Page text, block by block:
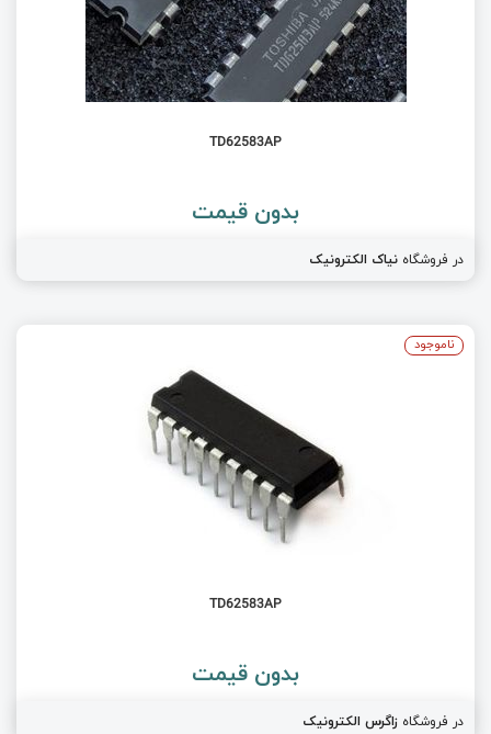
TD62583AP
بدون قیمت
در فروشگاه نیاک الکترونیک
TD62583AP
بدون قیمت
در فروشگاه زاگرس الکترونیک
ناموجود